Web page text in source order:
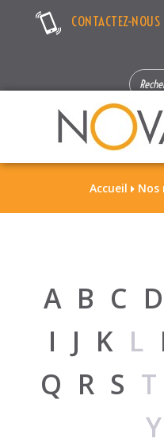
CONTACTEZ-NOUS
SEARCH
FOR:
Accueil  Nos
A B C D
I J K L
Q R S